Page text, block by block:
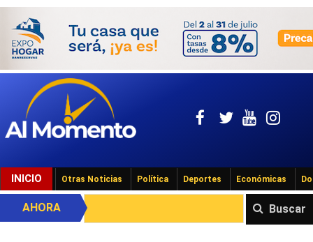
INICIO Otras Noticias Política Deportes Económicas
Buscar
AHORA